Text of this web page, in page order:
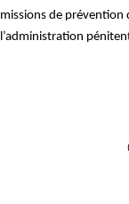
missions de prévention
l’administration